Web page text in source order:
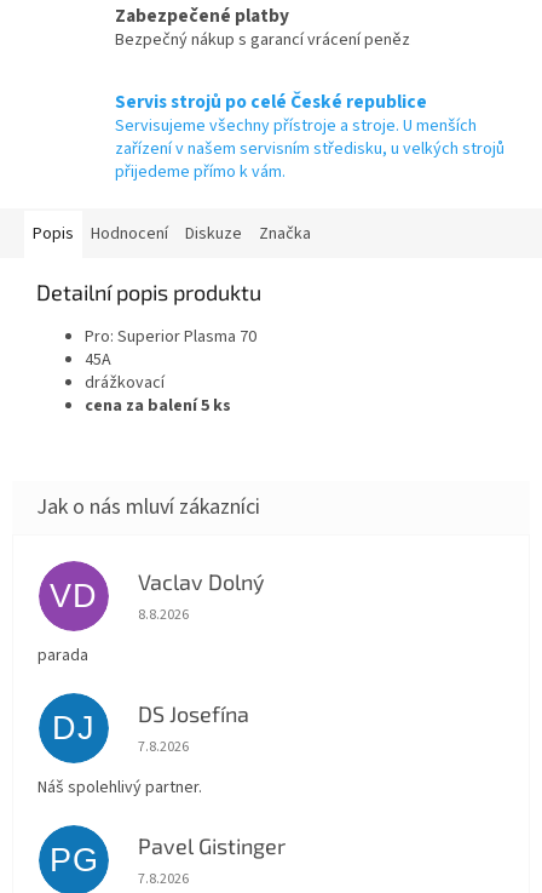
Zabezpečené platby
Bezpečný nákup s garancí vrácení peněz
Servis strojů po celé České republice
Servisujeme všechny přístroje a stroje. U menších
zařízení v našem servisním středisku, u velkých strojů
přijedeme přímo k vám.
Popis Hodnocení Diskuze Značka
Detailní popis produktu
Pro: Superior Plasma 70
45A
drážkovací
cena za balení 5 ks
VD Vaclav Dolný
Hodnocení obchodu je 5 z 5 hvězdiček.
8.8.2026
parada
DJ DS Josefína
Hodnocení obchodu je 5 z 5 hvězdiček.
7.8.2026
Náš spolehlivý partner.
PG Pavel Gistinger
Hodnocení obchodu je 5 z 5 hvězdiček.
7.8.2026